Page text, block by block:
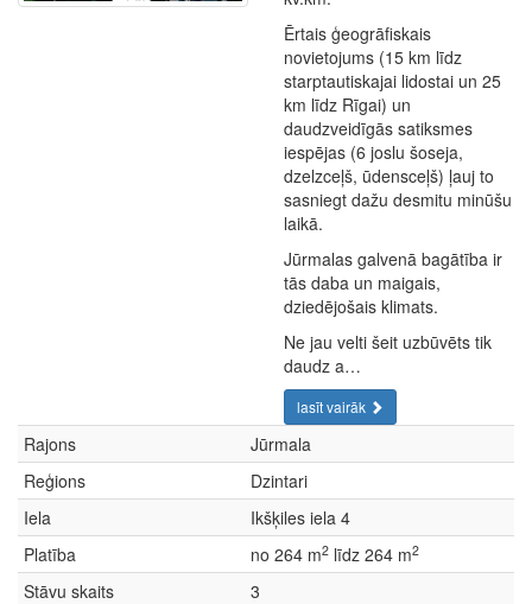
Ērtais ģeogrāfiskais
novietojums (15 km līdz
starptautiskajai lidostai un 25
km līdz Rīgai) un
daudzveidīgās satiksmes
iespējas (6 joslu šoseja,
dzelzceļš, ūdensceļš) ļauj to
sasniegt dažu desmitu minūšu
laikā.
Jūrmalas galvenā bagātība ir
tās daba un maigais,
dziedējošais klimats.
Ne jau velti šeit uzbūvēts tik
daudz a…
lasīt vairāk
Rajons
Jūrmala
Reģions
Dzintari
Iela
Ikšķiles iela 4
Platība
no 264 m2 līdz 264 m2
Stāvu skaits
3